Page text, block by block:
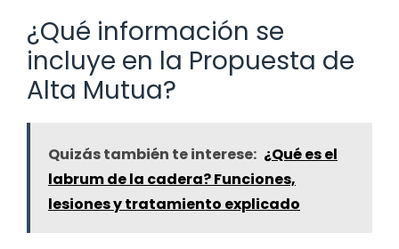
¿Qué información se
incluye en la Propuesta de
Alta Mutua?
Quizás también te interese: ¿Qué es el
labrum de la cadera? Funciones,
lesiones y tratamiento explicado